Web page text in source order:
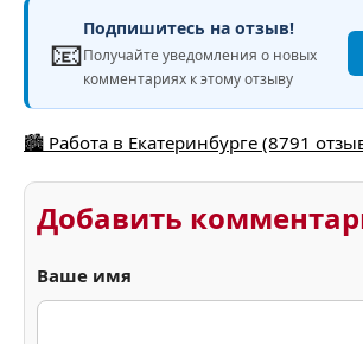
📧
Подпишитесь на отзыв!
Получайте уведомления о новых
комментариях к этому отзыву
🏙️ Работа в Екатеринбурге (8791
Добавить
Ваше имя